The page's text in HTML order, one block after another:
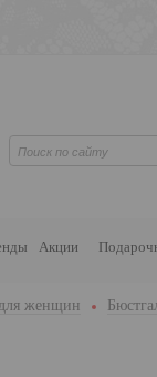
Акции
женщин